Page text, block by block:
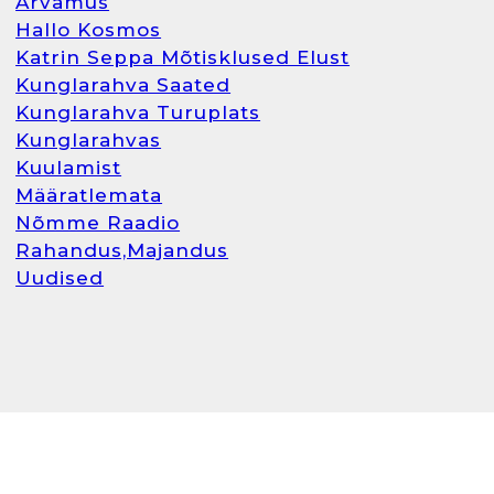
Hallo Kosmos
Katrin Seppa Mõtisklused Elust
Kunglarahva Saated
Kunglarahva Turuplats
Kunglarahvas
Kuulamist
Määratlemata
Nõmme Raadio
Rahandus,Majandus
Uudised